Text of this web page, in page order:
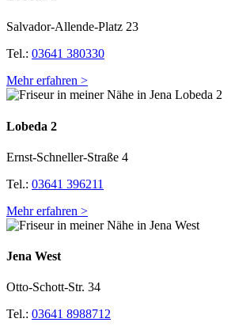
Salvador-Allende-Platz 23
Tel.: 03641 380330
Mehr erfahren >
Lobeda 2
Ernst-Schneller-Straße 4
Tel.: 03641 396211
Mehr erfahren >
Jena West
Otto-Schott-Str. 34
Tel.: 03641 8988712